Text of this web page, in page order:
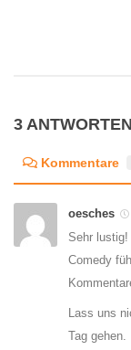
3 ANTWORTEN
Kommentare
oesches
Sehr
Comedy
Lass uns
Tag gehen.